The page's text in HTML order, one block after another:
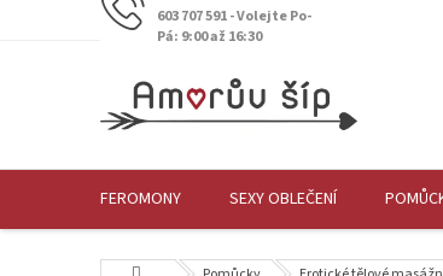
603 707 591 - Volejte Po-
Pá: 9:00 až 16:30
FEROMONY SEXY OBLEČENÍ